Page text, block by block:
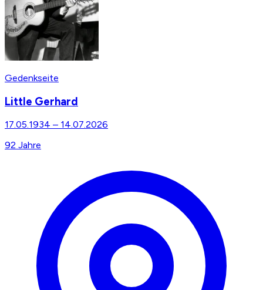
Gedenkseite
Little Gerhard
17.05.1934 – 14.07.2026
92 Jahre